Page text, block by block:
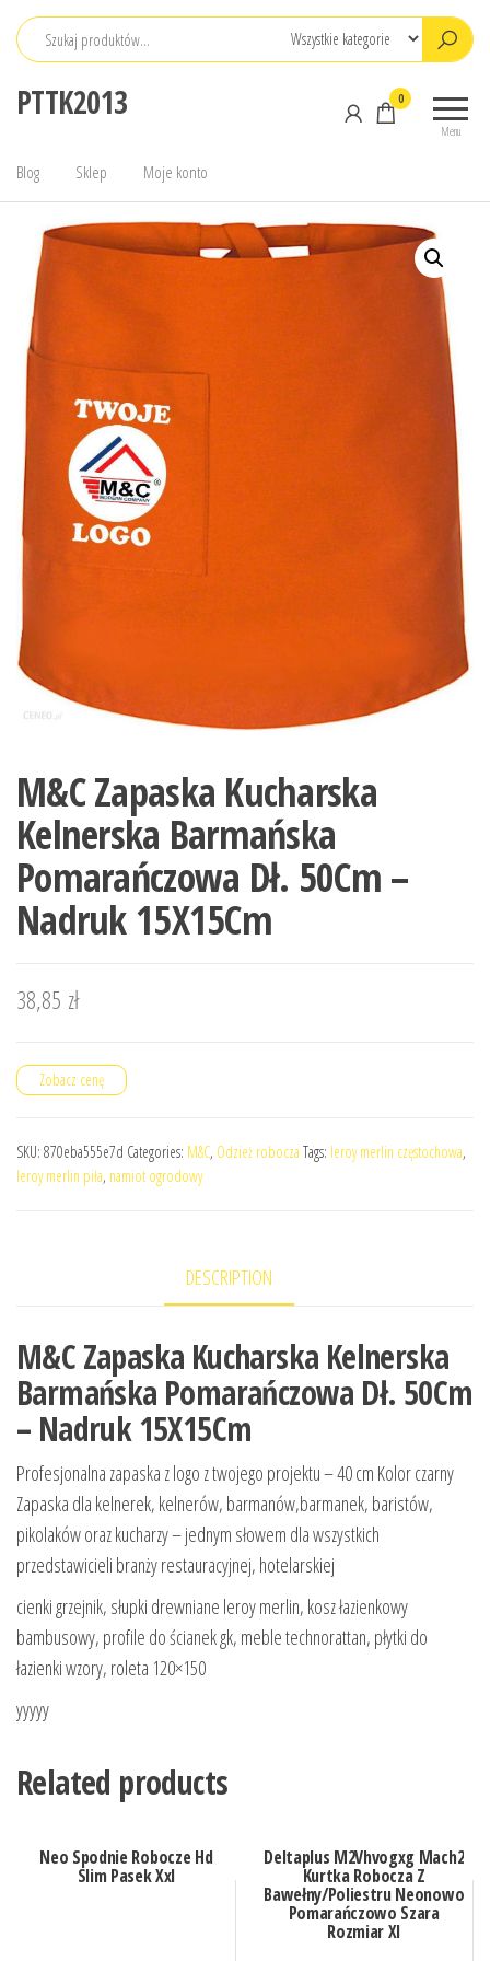
Przejdź
PTTK2013
Menu
0
Blog Sklep Moje konto
M&C Zapaska Kucharska
Kelnerska Barmańska
Pomarańczowa Dł. 50Cm –
Nadruk 15X15Cm
38,85 zł
Zobacz cenę
SKU: 870eba555e7d Categories: M&C, Odzież robocza Tags: leroy merlin częstochowa,
leroy merlin piła, namiot ogrodowy
DESCRIPTION
M&C Zapaska Kucharska Kelnerska
Barmańska Pomarańczowa Dł. 50Cm
– Nadruk 15X15Cm
Profesjonalna zapaska z logo z twojego projektu – 40 cm Kolor czarny
Zapaska dla kelnerek, kelnerów, barmanów,barmanek, baristów,
pikolaków oraz kucharzy – jednym słowem dla wszystkich
przedstawicieli branży restauracyjnej, hotelarskiej
cienki grzejnik, słupki drewniane leroy merlin, kosz łazienkowy
bambusowy, profile do ścianek gk, meble technorattan, płytki do
łazienki wzory, roleta 120×150
yyyyy
Related products
Neo Spodnie Robocze Hd
Slim Pasek Xxl
Deltaplus M2Vhvogxg Mach2
Kurtka Robocza Z
Bawełny/Poliestru Neonowo
Pomarańczowo Szara
Rozmiar Xl